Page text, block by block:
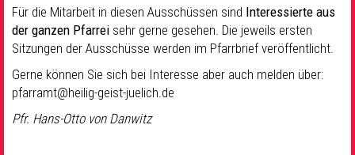
Für die Mitarbeit in diesen Ausschüssen sind Interessierte aus
der ganzen Pfarrei sehr gerne gesehen. Die jeweils ersten
Sitzungen der Ausschüsse werden im Pfarrbrief veröffentlicht.
Gerne können Sie sich bei Interesse aber auch melden über:
pfarramt@heilig-geist-juelich.de
Pfr. Hans-Otto von Danwitz